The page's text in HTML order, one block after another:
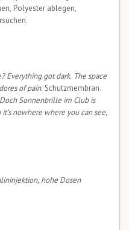
Polyester ablegen,
Everything got dark. The space
of pain.Schutzmembran.
Sonnenbrille im Club is
nowhere where you can see,
hohe Dosen